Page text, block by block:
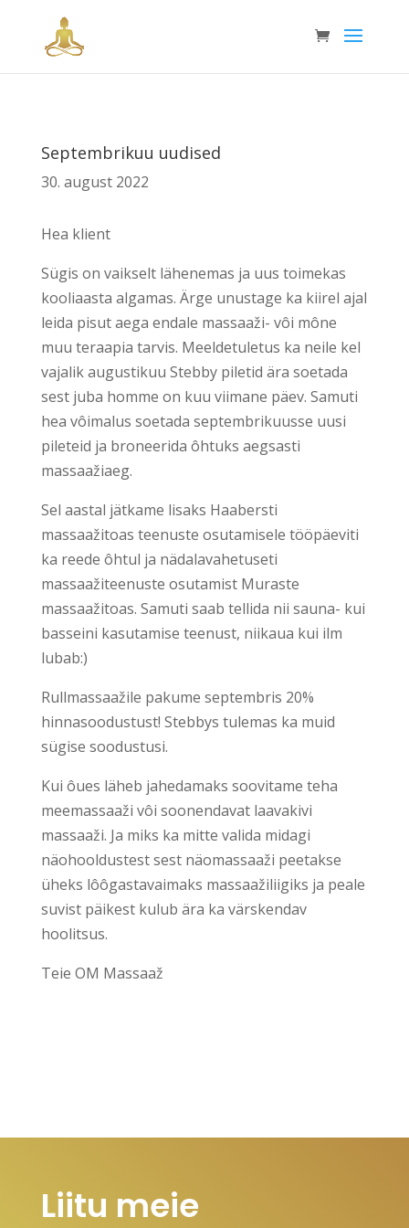
Septembrikuu uudised
30. august 2022
Hea klient
Sügis on vaikselt lähenemas ja uus toimekas
kooliaasta algamas. Ärge unustage ka kiirel ajal
leida pisut aega endale massaaži- vôi mône
muu teraapia tarvis. Meeldetuletus ka neile kel
vajalik augustikuu Stebby piletid ära soetada
sest juba homme on kuu viimane päev. Samuti
hea vôimalus soetada septembrikuusse uusi
pileteid ja broneerida ôhtuks aegsasti
massaažiaeg.
Sel aastal jätkame lisaks Haabersti
massaažitoas teenuste osutamisele tööpäeviti
ka reede ôhtul ja nädalavahetuseti
massaažiteenuste osutamist Muraste
massaažitoas. Samuti saab tellida nii sauna- kui
basseini kasutamise teenust, niikaua kui ilm
lubab:)
Rullmassaažile pakume septembris 20%
hinnasoodustust! Stebbys tulemas ka muid
sügise soodustusi.
Kui ôues läheb jahedamaks soovitame teha
meemassaaži vôi soonendavat laavakivi
massaaži. Ja miks ka mitte valida midagi
näohooldustest sest näomassaaži peetakse
üheks lôôgastavaimaks massaažiliigiks ja peale
suvist päikest kulub ära ka värskendav
hoolitsus.
Teie OM Massaaž
Liitu meie